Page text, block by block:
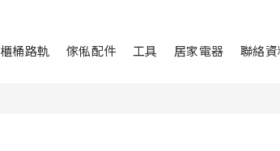
櫃桶路軌 傢俬配件 工具 居家電器 聯絡